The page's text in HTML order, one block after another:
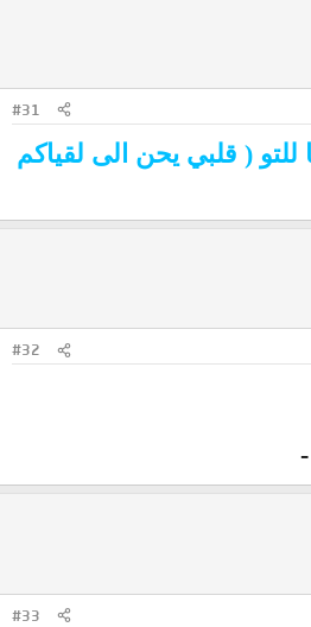
#31
للتو ( قلبي يحن الى لقياكم
#32
#33